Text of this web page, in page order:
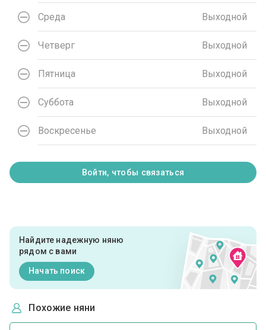
Среда Выходной
Четверг Выходной
Пятница Выходной
Суббота Выходной
Воскресенье Выходной
Войти, чтобы связаться
Найдите надежную няню
рядом с вами
Начать поиск
Похожие няни